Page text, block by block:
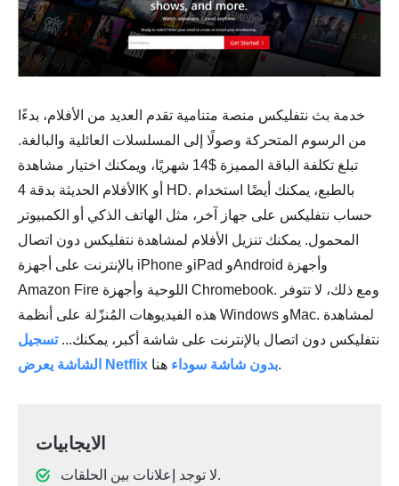
خدمة بث نتفليكس منصة متنامية تقدم العديد من الأفلام، بدءًا
من الرسوم المتحركة وصولًا إلى المسلسلات العائلية والبالغة.
تبلغ تكلفة الباقة المميزة $14 شهريًا، ويمكنك اختيار مشاهدة
الأفلام الحديثة بدقة 4K أو HD. بالطبع، يمكنك أيضًا استخدام
حساب نتفليكس على جهاز آخر، مثل الهاتف الذكي أو الكمبيوتر
المحمول. يمكنك تنزيل الأفلام لمشاهدة نتفليكس دون اتصال
بالإنترنت على أجهزة iPhone وiPad وAndroid وأجهزة
Amazon Fire اللوحية وأجهزة Chromebook. ومع ذلك، لا تتوفر
هذه الفيديوهات المُنزّلة على أنظمة Windows وMac. لمشاهدة
نتفليكس دون اتصال بالإنترنت على شاشة أكبر، يمكنك...تسجيل
الشاشة يعرض Netflix بدون شاشة سوداءهنا.
الايجابيات
لا توجد إعلانات بين الحلقات.